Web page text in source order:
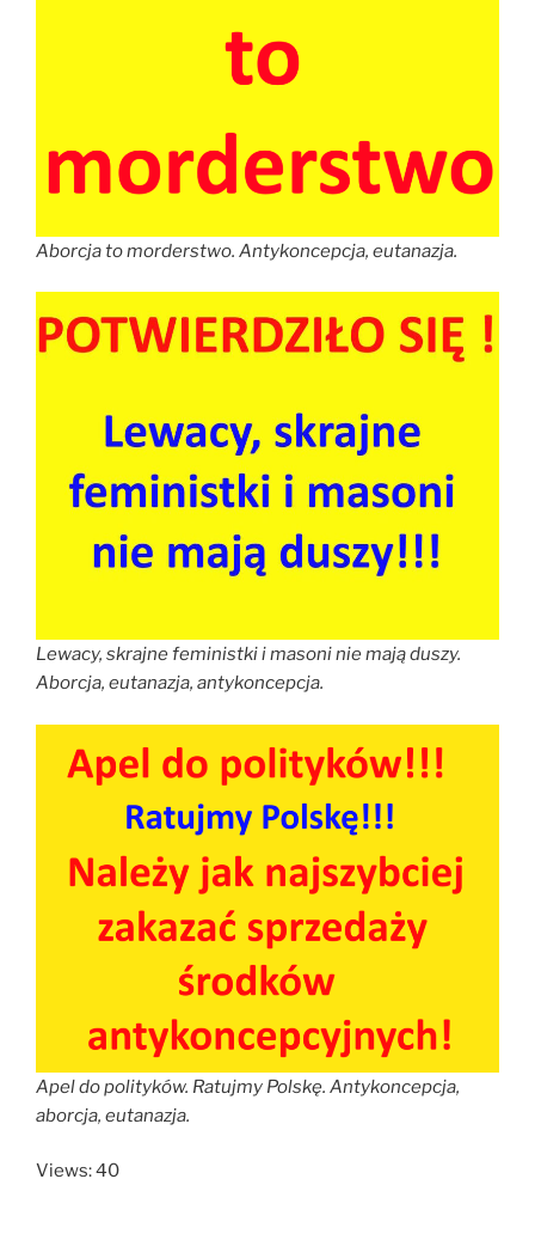
Aborcja to morderstwo. Antykoncepcja, eutanazja.
Lewacy, skrajne feministki i masoni nie mają duszy.
Aborcja, eutanazja, antykoncepcja.
Apel do polityków. Ratujmy Polskę. Antykoncepcja,
aborcja, eutanazja.
Views: 40